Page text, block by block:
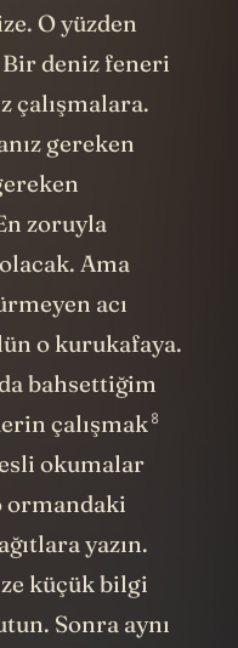
O yüzden
Bir deniz feneri
çalışmalara.
gereken
zoruyla
Ama
acı
o kurukafaya.
bahsettiğim
çalışmak8
okumalar
ormandaki
yazın.
küçük bilgi
Sonra aynı